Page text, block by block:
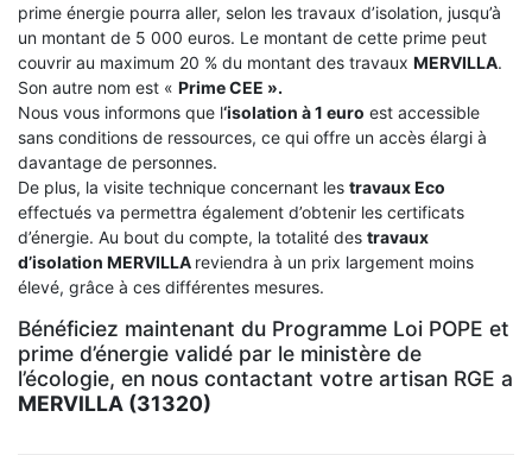
prime énergie pourra aller, selon les travaux d’isolation, jusqu’à
un montant de 5 000 euros. Le montant de cette prime peut
couvrir au maximum 20 % du montant des travaux MERVILLA.
Son autre nom est « Prime CEE ».
Nous vous informons que l‘isolation à 1 euro est accessible
sans conditions de ressources, ce qui offre un accès élargi à
davantage de personnes.
De plus, la visite technique concernant les travaux Eco
effectués va permettra également d’obtenir les certificats
d’énergie. Au bout du compte, la totalité des travaux
d’isolation MERVILLA reviendra à un prix largement moins
élevé, grâce à ces différentes mesures.
Bénéficiez maintenant du Programme Loi POPE et
prime d’énergie validé par le ministère de
l’écologie, en nous contactant votre artisan RGE a
MERVILLA (31320)